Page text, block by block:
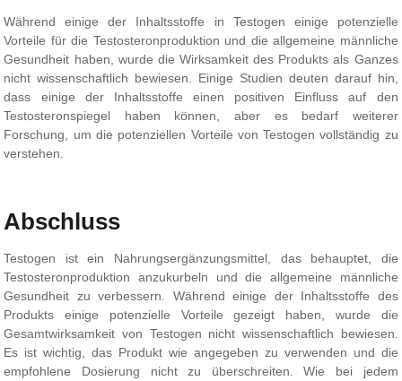
Während einige der Inhaltsstoffe in Testogen einige potenzielle
Vorteile für die Testosteronproduktion und die allgemeine männliche
Gesundheit haben, wurde die Wirksamkeit des Produkts als Ganzes
nicht wissenschaftlich bewiesen. Einige Studien deuten darauf hin,
dass einige der Inhaltsstoffe einen positiven Einfluss auf den
Testosteronspiegel haben können, aber es bedarf weiterer
Forschung, um die potenziellen Vorteile von Testogen vollständig zu
verstehen.
Abschluss
Testogen ist ein Nahrungsergänzungsmittel, das behauptet, die
Testosteronproduktion anzukurbeln und die allgemeine männliche
Gesundheit zu verbessern. Während einige der Inhaltsstoffe des
Produkts einige potenzielle Vorteile gezeigt haben, wurde die
Gesamtwirksamkeit von Testogen nicht wissenschaftlich bewiesen.
Es ist wichtig, das Produkt wie angegeben zu verwenden und die
empfohlene Dosierung nicht zu überschreiten. Wie bei jedem